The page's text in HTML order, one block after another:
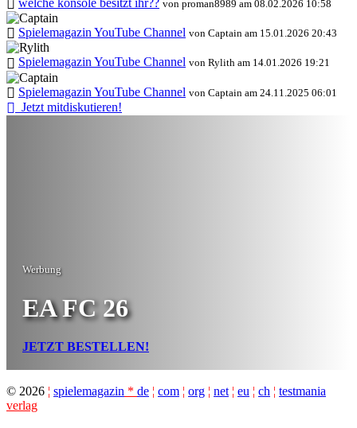
von proman8989 am 08.02.2026 10:58
Spielemagazin YouTube Channel von Captain am 15.01.2026 20:43
Spielemagazin YouTube Channel von Rylith am 14.01.2026 19:21
Spielemagazin YouTube Channel von Captain am 24.11.2025 06:01
Jetzt mitdiskutieren!
Werbung
EA FC 26
JETZT BESTELLEN!
© 2026 ¦ spielemagazin * de ¦ com ¦ org ¦ net ¦ eu ¦ ch ¦ testmania
verlag